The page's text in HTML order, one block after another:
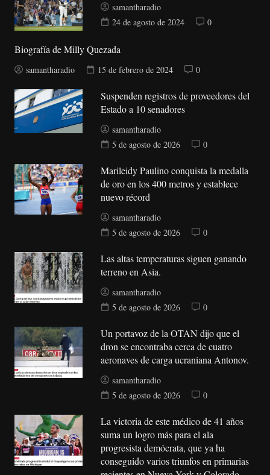
samantharadio
24 de agosto de 2024
0
Biografía de Milly Quezada
samantharadio 15 de febrero de 2024 0
Suspenden registros de proveedores del
Estado a 10 senadores
samantharadio
5 de agosto de 2026
0
Marileidy Paulino conquista la medalla
de oro en los 400 metros y establece
nuevo récord
samantharadio
5 de agosto de 2026
0
Las altas temperaturas siguen ganando
terreno en Asia.
samantharadio
5 de agosto de 2026
0
Un portavoz de la OTAN dijo que el
dron se encontraba cerca de cuatro
aeronaves de carga ucraniana Antonov.
samantharadio
5 de agosto de 2026
0
La victoria de este médico de 41 años
suma un logro más para el ala
progresista demócrata, que ya ha
conseguido varios triunfos en primarias